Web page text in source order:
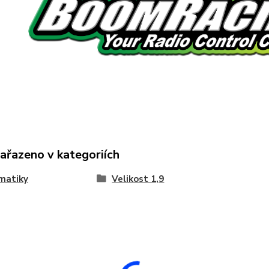
v kategoriích
Velikost 1,9